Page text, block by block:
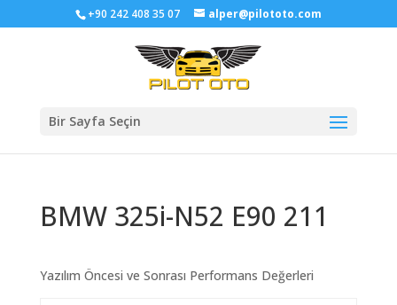
+90 242 408 35 07 alper@pilototo.com
Bir Sayfa Seçin
BMW 325i-N52 E90 211
Yazılım Öncesi ve Sonrası Performans Değerleri